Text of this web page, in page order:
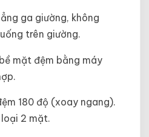
ga giường, không
trên giường.
mặt đệm bằng máy
180 độ (xoay ngang).
2 mặt.